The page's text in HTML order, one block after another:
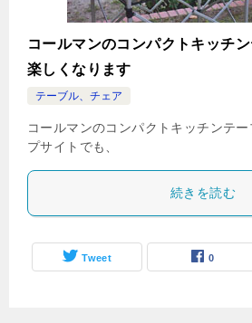
コールマンのコンパクトキッチ
楽しくなります
テーブル、チェア
コールマンのコンパクトキッチンテ
プサイトでも、
続きを読む
Tweet 0